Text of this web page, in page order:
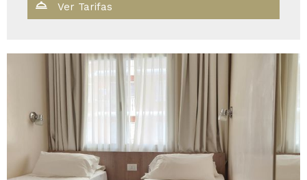
Ver Tarifas